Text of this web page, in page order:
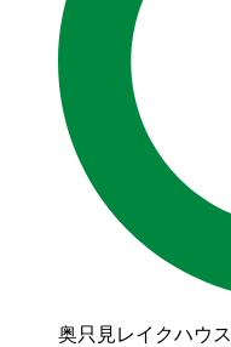
奥只見レイクハウス